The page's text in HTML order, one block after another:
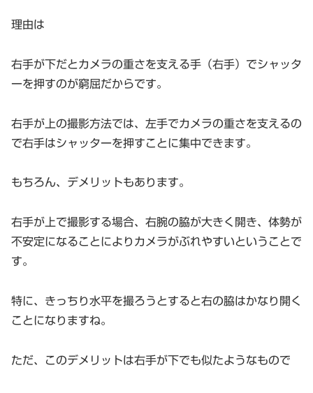
理由は
右手が下だとカメラの重さを支える手（右手）でシャッタ
ーを押すのが窮屈だからです。
右手が上の撮影方法では、左手でカメラの重さを支えるの
で右手はシャッターを押すことに集中できます。
もちろん、デメリットもあります。
右手が上で撮影する場合、右腕の脇が大きく開き、体勢が
不安定になることによりカメラがぶれやすいということで
す。
特に、きっちり水平を撮ろうとすると右の脇はかなり開く
ことになりますね。
ただ、このデメリットは右手が下でも似たようなもので